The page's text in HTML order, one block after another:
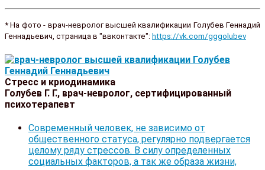
* На фото - врач-невролог высшей квалификации Голубев Геннадий
Геннадьевич, страница в "ввконтакте": https://vk.com/gggolubev
Стресс и криодинамика
Голубев Г. Г., врач-невролог, сертифицированный
психотерапевт
Современный человек, не зависимо от
общественного статуса, регулярно подвергается
целому ряду стрессов. В силу определенных
социальных факторов, а так же образа жизни,